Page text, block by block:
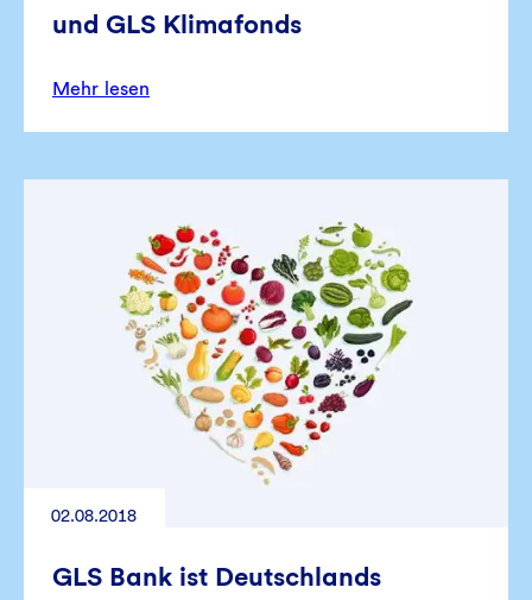
und GLS Klimafonds
Mehr lesen
02.08.2018
GLS Bank ist Deutschlands